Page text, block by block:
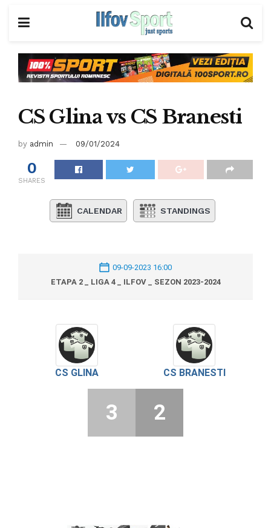
CS Glina vs CS Branesti
by admin 09/01/2024
0
SHARES
CALENDAR STANDINGS
09-09-2023 16:00
ETAPA 2 _ LIGA 4 _ ILFOV _ SEZON 2023-2024
CS GLINA CS BRANESTI
3 2